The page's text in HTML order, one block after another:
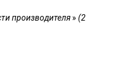
производителя » (2